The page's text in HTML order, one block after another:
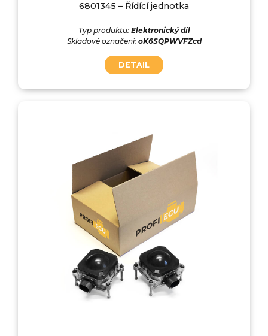
6801345 – Řídící jednotka
Typ produktu: Elektronický díl
Skladové označení: oK6SQPWVFZcd
DETAIL